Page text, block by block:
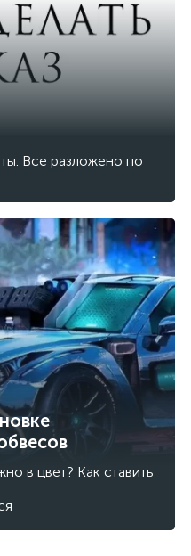
Все разложено по
в цвет? Как ставить